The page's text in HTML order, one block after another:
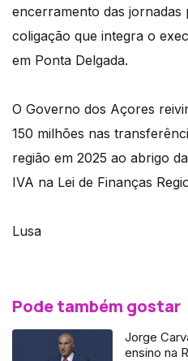
encerramento das jornadas
coligação que integra o
em Ponta Delgada.
O Governo dos Açores
150 milhões nas
região em 2025 ao abrigo
IVA na Lei de Finanças
Lusa
Pode também gostar
Jorge
ensino na